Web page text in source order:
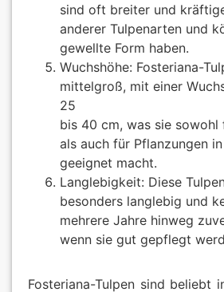
sind oft breiter und
anderer Tulpenarten und
gewellte Form haben.
Wuchshöhe: Fosteriana-
mittelgroß, mit einer
25
bis 40 cm, was sie sowohl
als auch für Pflanzungen
geeignet macht.
Langlebigkeit: Diese
besonders langlebig und
mehrere Jahre hinweg
wenn sie gut gepflegt
Fosteriana-Tulpen sind beliebt